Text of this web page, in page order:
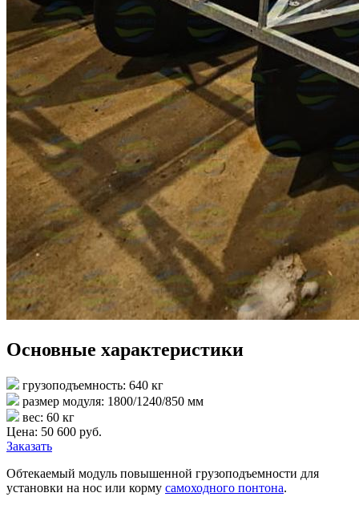
Основные характеристики
грузоподъемность: 640 кг
размер модуля: 1800/1240/850 мм
вес: 60 кг
Цена: 50 600 руб.
Заказать
Обтекаемый модуль повышенной грузоподъемности для
установки на нос или корму самоходного понтона.